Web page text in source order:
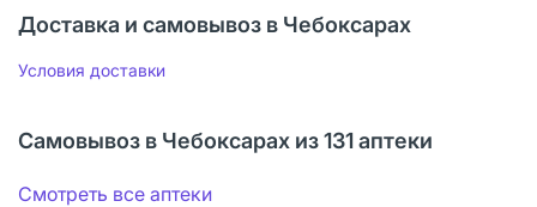
Доставка и самовывоз в Чебоксарах
Условия доставки
Самовывоз в Чебоксарах из 131 аптеки
Смотреть все аптеки